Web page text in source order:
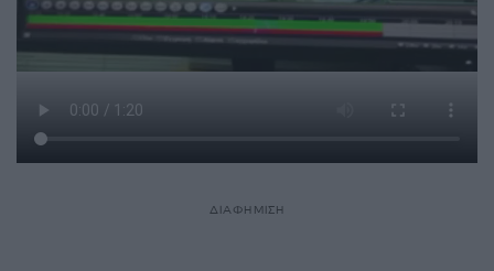
ΔΙΑΦΗΜΙΣΗ